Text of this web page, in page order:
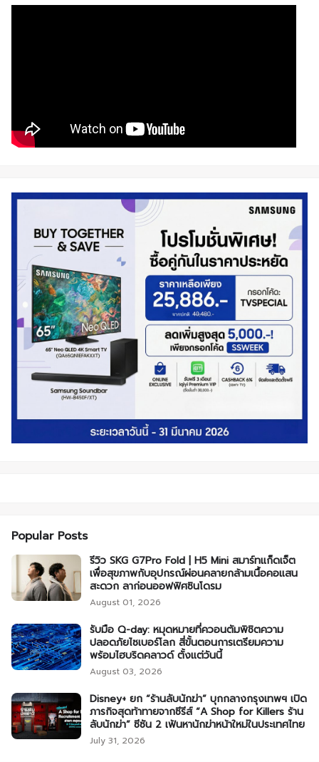
Popular Posts
รีวิว SKG G7Pro Fold | H5 Mini สมาร์ทแก็ดเจ็ต
เพื่อสุขภาพกับอุปกรณ์ผ่อนคลายกล้ามเนื้อคอแสน
สะดวก ลาก่อนออฟฟิศซินโดรม
August 01, 2026
รับมือ Q-day: หมุดหมายที่ควอนตัมพิชิตความ
ปลอดภัยไซเบอร์โลก สี่ขั้นตอนการเตรียมความ
พร้อมไฮบริดคลาวด์ ตั้งแต่วันนี้
August 03, 2026
Disney+ ยก “ร้านลับนักฆ่า” บุกกลางกรุงเทพฯ เปิด
ภารกิจสุดท้าทายจากซีรีส์ “A Shop for Killers ร้าน
ลับนักฆ่า” ซีซัน 2 เฟ้นหานักฆ่าหน้าใหม่ในประเทศไทย
July 31, 2026